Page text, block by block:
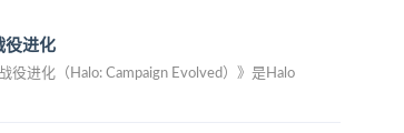
役进化
役进化（Halo: Campaign Evolved）》是Halo